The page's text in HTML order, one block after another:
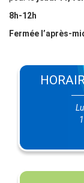
8h-12h
Fermée l’après-